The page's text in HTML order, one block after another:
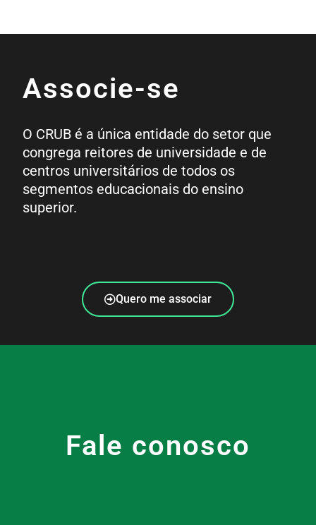
Associe-se
O CRUB é a única entidade do setor que
congrega reitores de universidade e de
centros universitários de todos os
segmentos educacionais do ensino
superior.
Quero me associar
Fale conosco